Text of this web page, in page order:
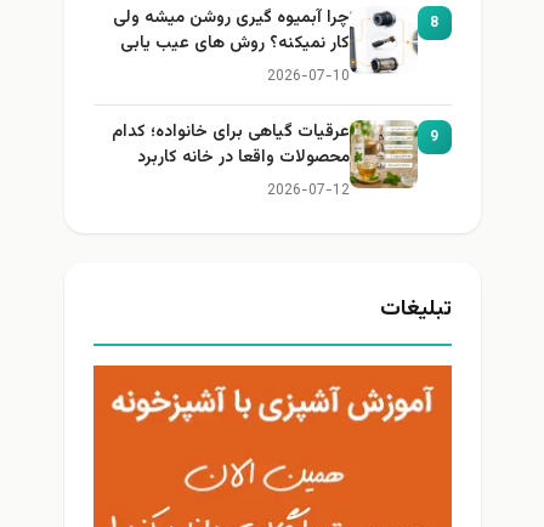
8
چرا آبمیوه گیری روشن میشه ولی
کار نمیکنه؟ روش های عیب یابی
2026-07-10
9
عرقیات گیاهی برای خانواده؛ کدام
محصولات واقعا در خانه کاربرد
دارند؟
2026-07-12
تبلیغات